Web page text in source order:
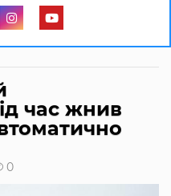
час жнив
0